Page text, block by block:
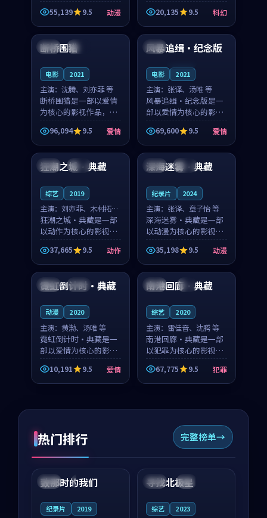
品，围绕危机、反转与
人物成长展开，整体节
奏紧凑，值得推荐观
55,139 9.5 动漫
品，围绕危机、反转与
人物成长展开，整体节
奏紧凑，值得推荐观
20,135 9.5 科幻
法国 热播
断桥围猎
电影 2021
主演： 沈腾、刘亦菲 等
断桥围猎是一部以爱情
为核心的影视作品，围
绕危机、反转与人物成
长展开，整体节奏紧
凑，值得推荐观看。
96,094 9.5 爱情
泰国
风暴追缉·纪念版
电影 2021
主演： 张译、汤唯 等
风暴追缉·纪念版是一
部以爱情为核心的影视
作品，围绕危机、反转
与人物成长展开，整体
节奏紧凑，值得推荐观
看。
69,600 9.5 爱情
中国 高分
狂潮之城·典藏
综艺 2019
主演： 刘亦菲、木村拓哉
等
狂潮之城·典藏是一部
以动作为核心的影视作
品，围绕危机、反转与
人物成长展开，整体节
奏紧凑，值得推荐观
看。
37,665 9.5 动作
中国 杜比
深海迷雾·典藏
纪录片 2024
主演： 张译、章子怡 等
深海迷雾·典藏是一部
以动漫为核心的影视作
品，围绕危机、反转与
人物成长展开，整体节
奏紧凑，值得推荐观
看。
35,198 9.5 动漫
法国 杜比
霓虹倒计时·典藏
动漫 2020
主演： 黄渤、汤唯 等
霓虹倒计时·典藏是一
部以爱情为核心的影视
作品，围绕危机、反转
与人物成长展开，整体
节奏紧凑，值得推荐观
10,191 9.5 爱情
英国 4K
南港回廊·典藏
综艺 2020
主演： 雷佳音、沈腾 等
南港回廊·典藏是一部
以犯罪为核心的影视作
品，围绕危机、反转与
人物成长展开，整体节
奏紧凑，值得推荐观
67,775 9.5 犯罪
热门排行 完整榜单
中国 4K
99:22
致那时的我们
纪录片 2019
中国 4K
99:18
寻找北极星
综艺 2023